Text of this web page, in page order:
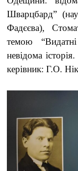
Шварцбард”
Фадєєва),
темою
невідома
керівник: Г.О.